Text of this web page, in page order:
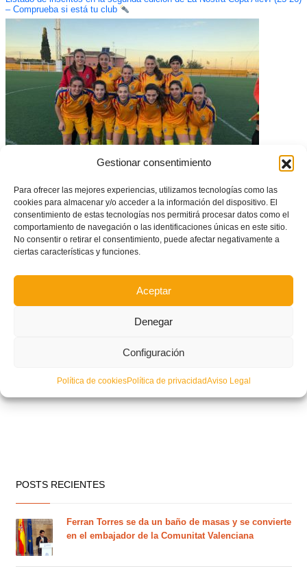
Gestionar consentimiento
Para ofrecer las mejores experiencias, utilizamos tecnologías como las
cookies para almacenar y/o acceder a la información del dispositivo. El
consentimiento de estas tecnologías nos permitirá procesar datos como el
comportamiento de navegación o las identificaciones únicas en este sitio.
No consentir o retirar el consentimiento, puede afectar negativamente a
ciertas características y funciones.
Aceptar
Denegar
Configuración
Política de cookiesPolítica de privacidadAviso Legal
– Comprueba si está tu club
Doble amistoso con el Levante para la Selección Femenina
POSTS RECIENTES
Ferran Torres se da un baño de masas y se convierte
en el embajador de la Comunitat Valenciana